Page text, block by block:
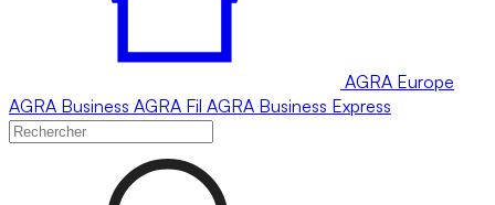
AGRA Europe
AGRA Business AGRA Fil AGRA Business Express